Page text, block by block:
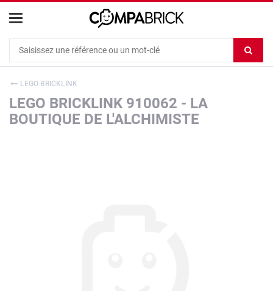
le
LEGO BRICKLINK
LEGO BRICKLINK 910062 - LA
BOUTIQUE DE L'ALCHIMISTE
Cookies management panel